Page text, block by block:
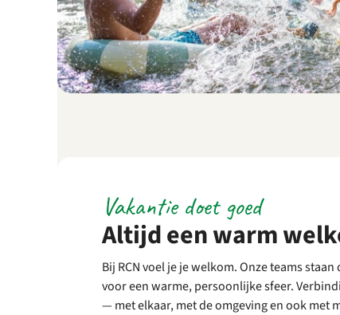
Altijd een warm
Vakantie doet goed
Bij RCN voel je je welkom. Onze teams
voor een warme, persoonlijke sfeer.
— met elkaar, met de omgeving en ook met